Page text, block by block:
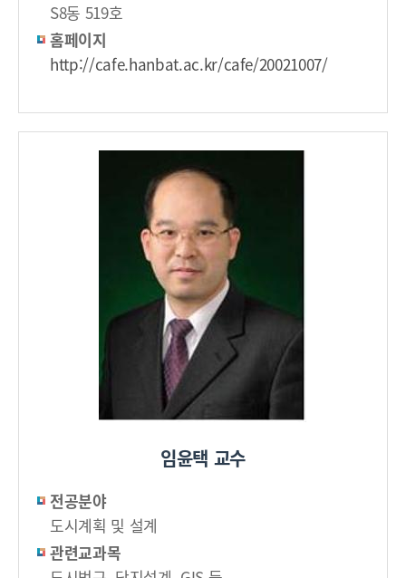
S8동 519호
홈페이지
http://cafe.hanbat.ac.kr/cafe/20021007/
임윤택 교수
전공분야
도시계획 및 설계
관련교과목